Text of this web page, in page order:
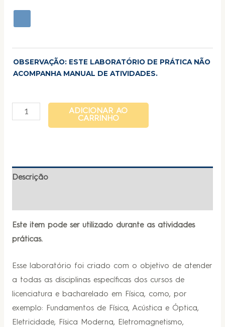
OBSERVAÇÃO: ESTE LABORATÓRIO DE PRÁTICA NÃO
ACOMPANHA MANUAL DE ATIVIDADES.
ADICIONAR AO
CARRINHO
Descrição
Este item pode ser utilizado durante as atividades
práticas.
Esse laboratório foi criado com o objetivo de atender
a todas as disciplinas específicas dos cursos de
licenciatura e bacharelado em Física, como, por
exemplo: Fundamentos de Física, Acústica e Óptica,
Eletricidade, Física Moderna, Eletromagnetismo,